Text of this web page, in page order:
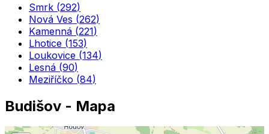
Smrk (292)
Nová Ves (262)
Kamenná (221)
Lhotice (153)
Loukovice (134)
Lesná (90)
Meziříčko (84)
Budišov - Mapa